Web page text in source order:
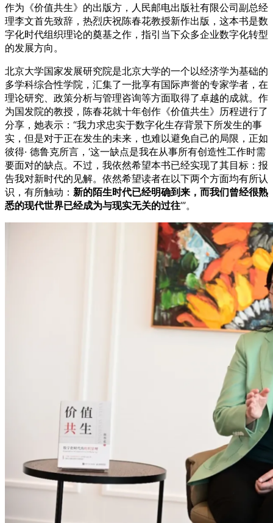
作为《价值共生》的出版方，人民邮电出版社有限公司副总经
理李文首先致辞，热烈庆祝陈春花教授新作出版，这本书是数
字化时代组织理论的奠基之作，指引当下众多企业数字化转型
的发展方向。
北京大学国家发展研究院是北京大学的一个以经济学为基础的
多学科综合性学院，汇集了一批享有国际声誉的专家学者，在
理论研究、政策分析与管理咨询等方面取得了卓越的成就。作
为国发院的教授，陈春花就十年创作《价值共生》历程进行了
分享，她表示：“我力求忠实于数字化生存背景下所发生的事
实，但是对于正在发生的未来，也难以避免自己的局限，正如
彼得· 德鲁克所言，‘这一缺点是我在从事所有创造性工作时需
要面对的缺点。不过，我依然希望本书已经实现了其目标：报
告我对新时代的见解。依然希望读者在以下两个方面均有所认
识，有所触动： 新的陌生时代已经明确到来，而我们曾经很熟
悉的现代世界已经成为与现实无关的过往’”。